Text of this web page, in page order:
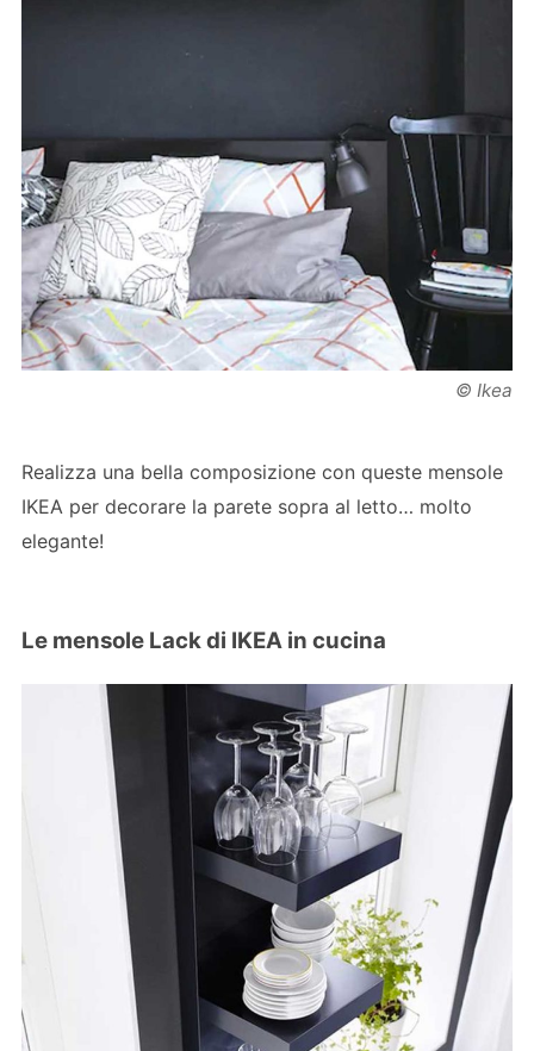
© Ikea
Realizza una bella composizione con queste mensole
IKEA per decorare la parete sopra al letto… molto
elegante!
Le mensole Lack di IKEA in cucina